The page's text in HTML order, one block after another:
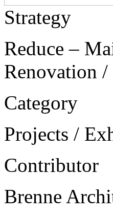
Strategy
Reduce –
Renovation /
Category
Projects /
Contributor
Brenne